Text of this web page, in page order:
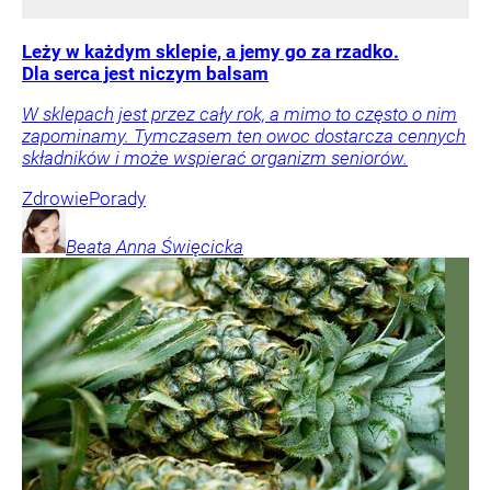
Leży w każdym sklepie, a jemy go za rzadko.
Dla serca jest niczym balsam
W sklepach jest przez cały rok, a mimo to często o nim
zapominamy. Tymczasem ten owoc dostarcza cennych
składników i może wspierać organizm seniorów.
ZdrowiePorady
Beata Anna Święcicka